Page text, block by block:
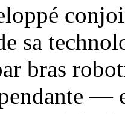
sa
bras
—